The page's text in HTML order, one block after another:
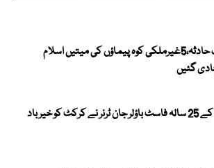
براڈ پیک حادثہ،5غیرملکی کوہ پیماؤں کی میتیں اسلام
گئیں
انگلینڈ کے 25 سالہ فاسٹ باؤلر جان ٹرنر نے کرکٹ کو خیر باد